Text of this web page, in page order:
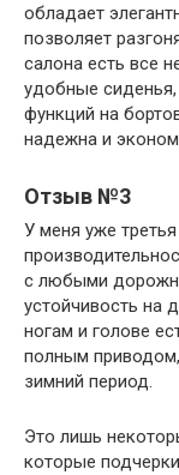
обладает
позволяет
салона есть все
удобные
функций на
надежна и
Отзыв №3
У меня уже
с любыми
устойчивость на
ногам и голове
полным
зимний период.
Это лишь
которые